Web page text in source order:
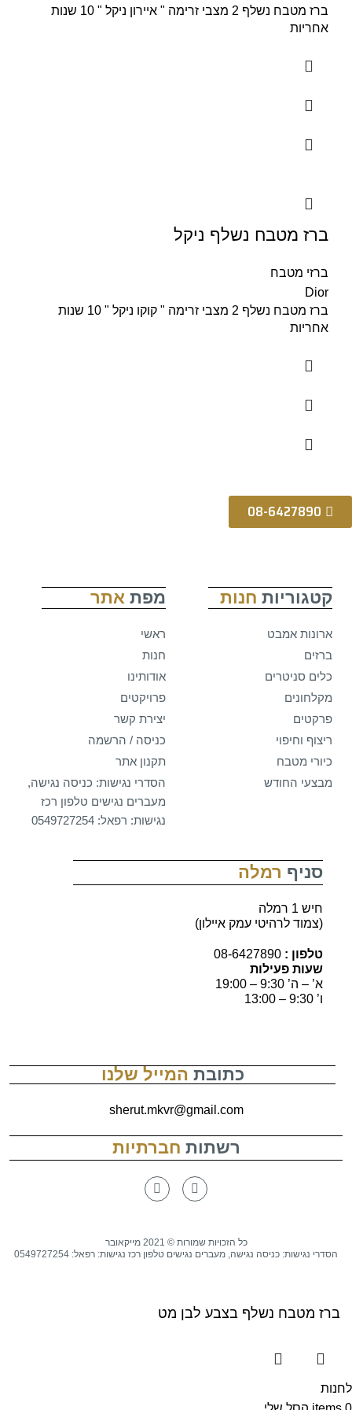
ברז מטבח נשלף 2 מצבי זרימה " איירון ניקל " 10 שנות
אחריות
ברז מטבח נשלף ניקל
ברזי מטבח
Dior
ברז מטבח נשלף 2 מצבי זרימה " קוקו ניקל " 10 שנות
אחריות
08-6427890
קטגוריות חנות
ארונות אמבט
ברזים
כלים סניטרים
מקלחונים
פרקטים
ריצוף וחיפוי
כיורי מטבח
מבצעי החודש
מפת אתר
ראשי
חנות
אודותינו
פרויקטים
יצירת קשר
כניסה / הרשמה
תקנון אתר
הסדרי נגישות: כניסה נגישה,
מעברים נגישים טלפון רכז
נגישות: רפאל: 0549727254
סניף רמלה
חיש 1 רמלה
(צמוד לרהיטי עמק איילון)
טלפון :08-6427890
שעות פעילות
א’ – ה’ 9:30 – 19:00
ו’ 9:30 – 13:00
כתובת המייל שלנו
sherut.mkvr@gmail.com
רשתות חברתיות
כל הזכויות שמורות © 2021 מייקאובר
הסדרי נגישות: כניסה נגישה, מעברים נגישים טלפון רכז נגישות: רפאל: 0549727254
ברז מטבח נשלף בצבע לבן מט
לחנות